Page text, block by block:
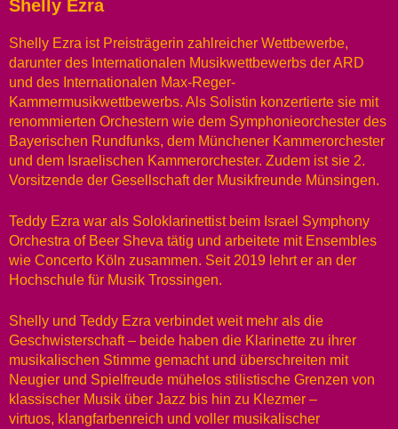
Shelly Ezra
Shelly Ezra ist Preisträgerin zahlreicher Wettbewerbe,
darunter des Internationalen Musikwettbewerbs der ARD
und des Internationalen Max-Reger-
Kammermusikwettbewerbs. Als Solistin konzertierte sie mit
renommierten Orchestern wie dem Symphonieorchester des
Bayerischen Rundfunks, dem Münchener Kammerorchester
und dem Israelischen Kammerorchester. Zudem ist sie 2.
Vorsitzende der Gesellschaft der Musikfreunde Münsingen.
Teddy Ezra war als Soloklarinettist beim Israel Symphony
Orchestra of Beer Sheva tätig und arbeitete mit Ensembles
wie Concerto Köln zusammen. Seit 2019 lehrt er an der
Hochschule für Musik Trossingen.
Shelly und Teddy Ezra verbindet weit mehr als die
Geschwisterschaft – beide haben die Klarinette zu ihrer
musikalischen Stimme gemacht und überschreiten mit
Neugier und Spielfreude mühelos stilistische Grenzen von
klassischer Musik über Jazz bis hin zu Klezmer –
virtuos, klangfarbenreich und voller musikalischer